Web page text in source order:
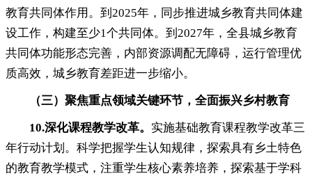
教育共同体作用 。 到2025年，同步推进城乡教育共同体建
设工作 ， 构建至少1个共同体。到2027年 ， 全县城乡教育
共同体功能形态完善，内部资源调配无障碍 ， 运行管理优
质高效，城乡教育差距进一步缩小。
（三）聚焦重点领域关键环节 ， 全面振兴乡村教育
10.深化课程教学改革。 实施基础教育课程教学改革三
年行动计划 。 科学把握学生认知规律，探索具有乡土特色
的教育教学模式 ， 注重学生核心素养培养，探索基于学科